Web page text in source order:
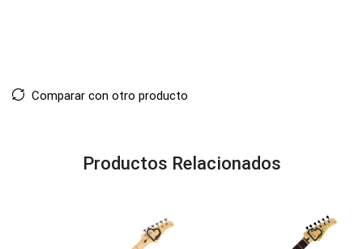
Comparar con otro producto
Productos Relacionados